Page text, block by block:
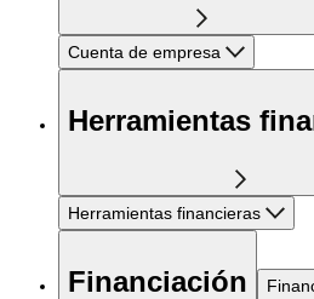
Cuenta de empresa
Herramientas
Herramientas financieras
Financiación